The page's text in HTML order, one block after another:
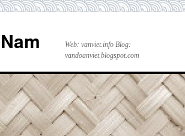
Web: vanviet.info Blog:
vandoanviet.blogspot.com